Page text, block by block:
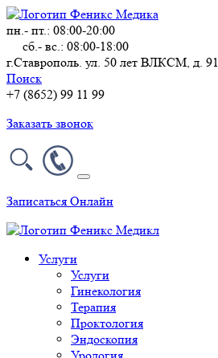
пн.- пт.: 08:00-20:00
сб.- вс.: 08:00-18:00
г.Ставрополь. ул. 50 лет ВЛКСМ, д. 91
Поиск
+7 (8652) 99 11 99
Заказать звонок
Записаться Онлайн
Услуги
Услуги
Гинекология
Терапия
Проктология
Эндоскопия